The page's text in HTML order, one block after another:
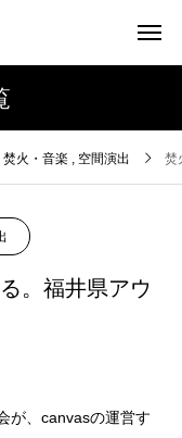
焚火・音楽 空間演出 焚
。福井県アウ
が、canvasの運営す